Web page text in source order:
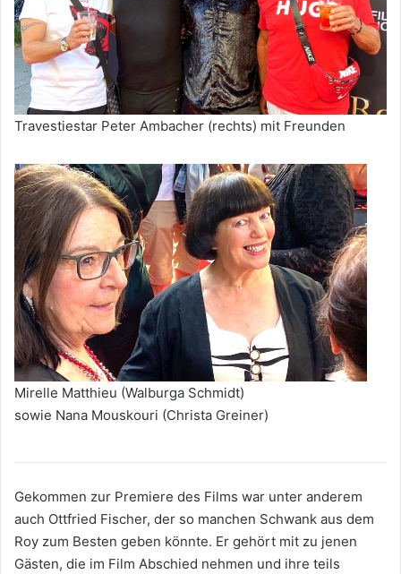
Travestiestar Peter Ambacher (rechts) mit Freunden
Mirelle Matthieu (Walburga Schmidt)
sowie Nana Mouskouri (Christa Greiner)
Gekommen zur Premiere des Films war unter anderem
auch Ottfried Fischer, der so manchen Schwank aus dem
Roy zum Besten geben könnte. Er gehört mit zu jenen
Gästen, die im Film Abschied nehmen und ihre teils